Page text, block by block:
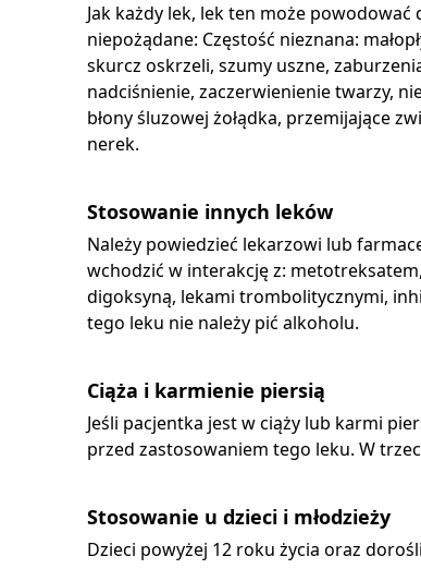
Jak każdy lek, lek ten może powodować
niepożądane: Częstość nieznana:
skurcz oskrzeli, szumy uszne,
nadciśnienie, zaczerwienienie twarzy,
błony śluzowej żołądka, przemijające
nerek.
Stosowanie innych leków
Należy powiedzieć lekarzowi lub
wchodzić w interakcję z:
digoksyną, lekami trombolitycznymi,
tego leku nie należy pić alkoholu.
Ciąża i karmienie piersią
Jeśli pacjentka jest w ciąży lub karmi
przed zastosowaniem tego leku. W
Stosowanie u dzieci i młodzieży
Dzieci powyżej 12 roku życia oraz